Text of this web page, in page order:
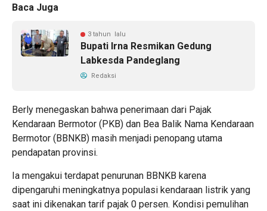
Baca Juga
3 tahun lalu
Bupati Irna Resmikan Gedung
Labkesda Pandeglang
Redaksi
Berly menegaskan bahwa penerimaan dari Pajak
Kendaraan Bermotor (PKB) dan Bea Balik Nama Kendaraan
Bermotor (BBNKB) masih menjadi penopang utama
pendapatan provinsi.
Ia mengakui terdapat penurunan BBNKB karena
dipengaruhi meningkatnya populasi kendaraan listrik yang
saat ini dikenakan tarif pajak 0 persen. Kondisi pemulihan